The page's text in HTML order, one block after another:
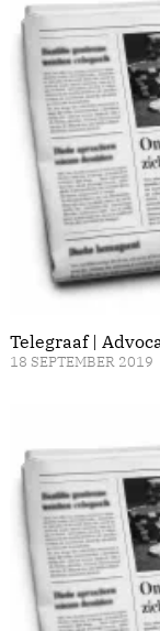
Telegraaf |
18 SEPTEMBER 2019